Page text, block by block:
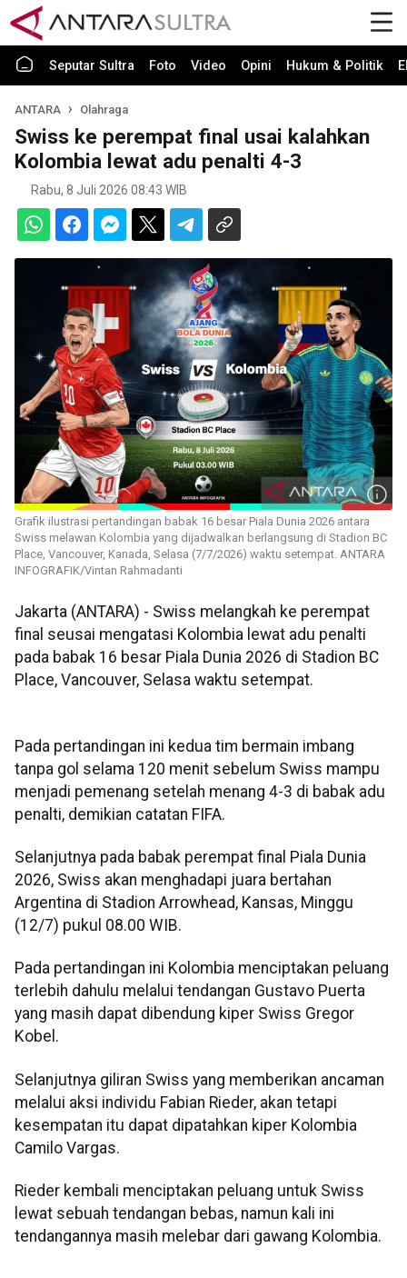
Seputar Sultra Foto Video Opini Hukum & Politik
ANTARA Olahraga
Swiss ke perempat final usai kalahkan
Kolombia lewat adu penalti 4-3
Rabu, 8 Juli 2026 08:43 WIB
Grafik ilustrasi pertandingan babak 16 besar Piala Dunia 2026 antara
Swiss melawan Kolombia yang dijadwalkan berlangsung di Stadion BC
Place, Vancouver, Kanada, Selasa (7/7/2026) waktu setempat. ANTARA
INFOGRAFIK/Vintan Rahmadanti
Jakarta (ANTARA) - Swiss melangkah ke perempat
final seusai mengatasi Kolombia lewat adu penalti
pada babak 16 besar Piala Dunia 2026 di Stadion BC
Place, Vancouver, Selasa waktu setempat.
Pada pertandingan ini kedua tim bermain imbang
tanpa gol selama 120 menit sebelum Swiss mampu
menjadi pemenang setelah menang 4-3 di babak adu
penalti, demikian catatan FIFA.
Selanjutnya pada babak perempat final Piala Dunia
2026, Swiss akan menghadapi juara bertahan
Argentina di Stadion Arrowhead, Kansas, Minggu
(12/7) pukul 08.00 WIB.
Pada pertandingan ini Kolombia menciptakan peluang
terlebih dahulu melalui tendangan Gustavo Puerta
yang masih dapat dibendung kiper Swiss Gregor
Kobel.
Selanjutnya giliran Swiss yang memberikan ancaman
melalui aksi individu Fabian Rieder, akan tetapi
kesempatan itu dapat dipatahkan kiper Kolombia
Camilo Vargas.
Rieder kembali menciptakan peluang untuk Swiss
lewat sebuah tendangan bebas, namun kali ini
tendangannya masih melebar dari gawang Kolombia.